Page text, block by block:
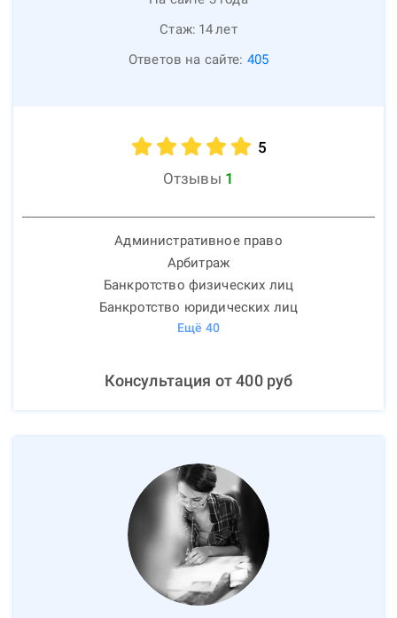
Стаж: 14лет
Ответов на сайте: 405
5
Отзывы 1
Административное право
Арбитраж
Банкротство физических лиц
Банкротство юридических лиц
Ещё 40
Консультация от400руб